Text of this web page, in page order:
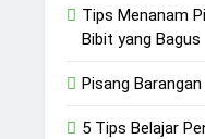
Tips Menanam
Bibit yang Bagus
Pisang Barangan
5 Tips Belajar